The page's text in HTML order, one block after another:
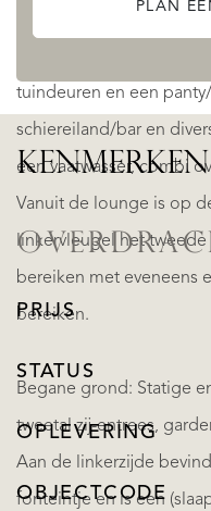
tuindeuren en een
schiereiland/bar en
een vaatwasser, combi
Vanuit de lounge is op
linkervleugel het
bereiken met eveneens
bereiken.
Begane grond: Statige
tweetal zij-entrees,
Aan de linkerzijde
fonteintje en is een
PLAN
KENMERKEN
PRIJS
STATUS
OPLEVERING
OBJECTCODE